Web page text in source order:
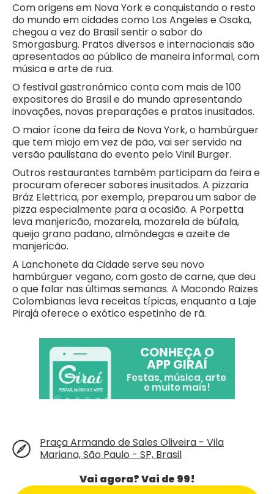
Com origens em Nova York e conquistando o resto
do mundo em cidades como Los Angeles e Osaka,
chegou a vez do Brasil sentir o sabor do
Smorgasburg. Pratos diversos e internacionais são
apresentados ao público de maneira informal, com
música e arte de rua.
O festival gastronômico conta com mais de 100
expositores do Brasil e do mundo apresentando
inovações, novas preparações e pratos inusitados.
O maior ícone da feira de Nova York, o hambúrguer
que tem miojo em vez de pão, vai ser servido na
versão paulistana do evento pelo Vinil Burger.
Outros restaurantes também participam da feira e
procuram oferecer sabores inusitados. A pizzaria
Bráz Elettrica, por exemplo, preparou um sabor de
pizza especialmente para a ocasião. A Porpetta
leva manjericão, mozarela, mozarela de búfala,
queijo grana padano, almôndegas e azeite de
manjericão.
A Lanchonete da Cidade serve seu novo
hambúrguer vegano, com gosto de carne, que deu
o que falar nas últimas semanas. A Macondo Raizes
Colombianas leva receitas típicas, enquanto a Laje
Pirajá oferece o exótico espetinho de rã.
Praça Armando de Sales Oliveira - Vila
Mariana, São Paulo - SP, Brasil
Vai agora? Vai de 99!